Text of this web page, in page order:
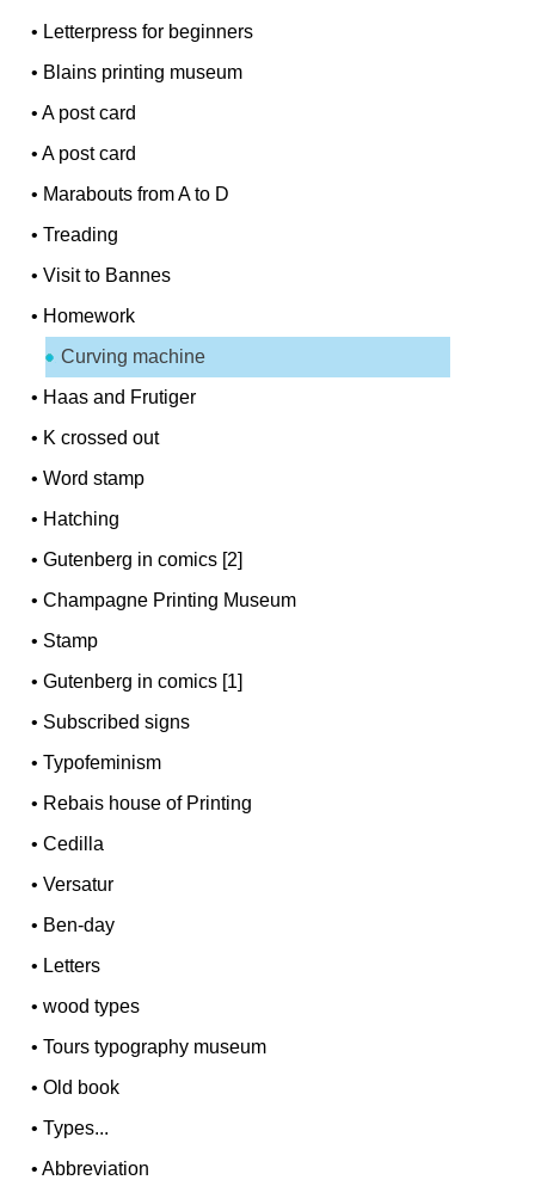
• Letterpress for beginners
• Blains printing museum
•A post card
•A post card
• Marabouts from A to D
•Treading
•Visit to Bannes
• Homework
Curving machine
• Haas and Frutiger
• K crossed out
•Word stamp
• Hatching
•Gutenberg in comics [2]
•Champagne Printing Museum
• Stamp
•Gutenberg in comics [1]
• Subscribed signs
•Typofeminism
• Rebais house of Printing
•Cedilla
•Versatur
• Ben-day
• Letters
•wood types
•Tours typography museum
•Old book
•Types...
•Abbreviation